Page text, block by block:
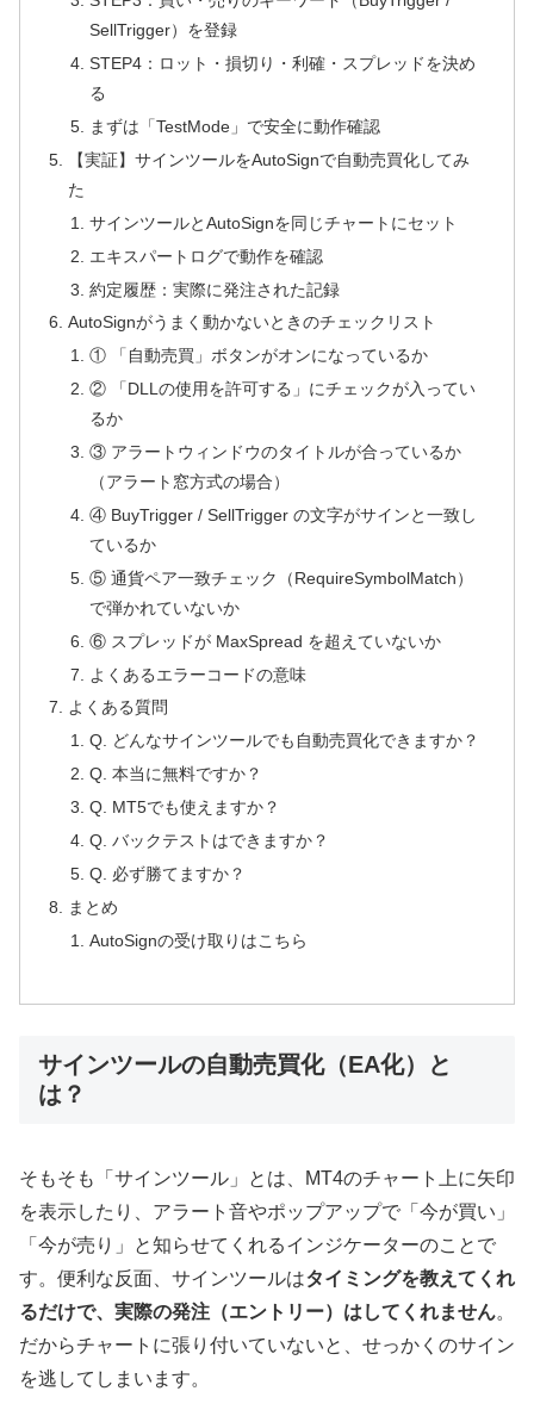
SellTrigger）を登録
STEP4：ロット・損切り・利確・スプレッドを決め
る
まずは「TestMode」で安全に動作確認
【実証】サインツールをAutoSignで自動売買化してみ
た
サインツールとAutoSignを同じチャートにセット
エキスパートログで動作を確認
約定履歴：実際に発注された記録
AutoSignがうまく動かないときのチェックリスト
① 「自動売買」ボタンがオンになっているか
② 「DLLの使用を許可する」にチェックが入ってい
るか
③ アラートウィンドウのタイトルが合っているか
（アラート窓方式の場合）
④ BuyTrigger / SellTrigger の文字がサインと一致し
ているか
⑤ 通貨ペア一致チェック（RequireSymbolMatch）
で弾かれていないか
⑥ スプレッドが MaxSpread を超えていないか
よくあるエラーコードの意味
よくある質問
Q. どんなサインツールでも自動売買化できますか？
Q. 本当に無料ですか？
Q. MT5でも使えますか？
Q. バックテストはできますか？
Q. 必ず勝てますか？
まとめ
AutoSignの受け取りはこちら
サインツールの自動売買化（EA化）と
は？
そもそも「サインツール」とは、MT4のチャート上に矢印
を表示したり、アラート音やポップアップで「今が買い」
「今が売り」と知らせてくれるインジケーターのことで
す。便利な反面、サインツールはタイミングを教えてくれ
るだけで、実際の発注（エントリー）はしてくれません。
だからチャートに張り付いていないと、せっかくのサイン
を逃してしまいます。